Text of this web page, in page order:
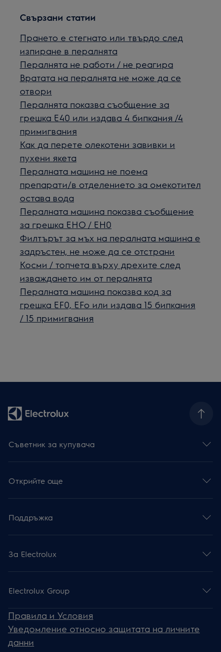
Свързани статии
Прането е стегнато или твърдо след
изпиране в пералнята
Пералнята не работи / не реагира
Вратата на пералнята не може да се
отвори
Пералнята показва съобщение за
грешка Е40 или издава 4 бипкания /4
примигвания
Как да перетe олекотени завивки и
пухени якета
Пералната машина не поема
препарати/в отделението за омекотител
остава вода
Пералната машина показва съобщение
за грешка EHO / EH0
Филтърът за мъх на пералната машина е
задръстен, не може да се отстрани
Косми / топчета върху дрехите след
изваждането им от пералнята
Пералната машина показва код за
грешка EF0, EFo или издава 15 бипкания
/ 15 примигвания
Съветник за купувача
Открийте още
Поддръжка
За Electrolux
Electrolux Group
Правила и Условия
Уведомление относно защитата на личните
данни